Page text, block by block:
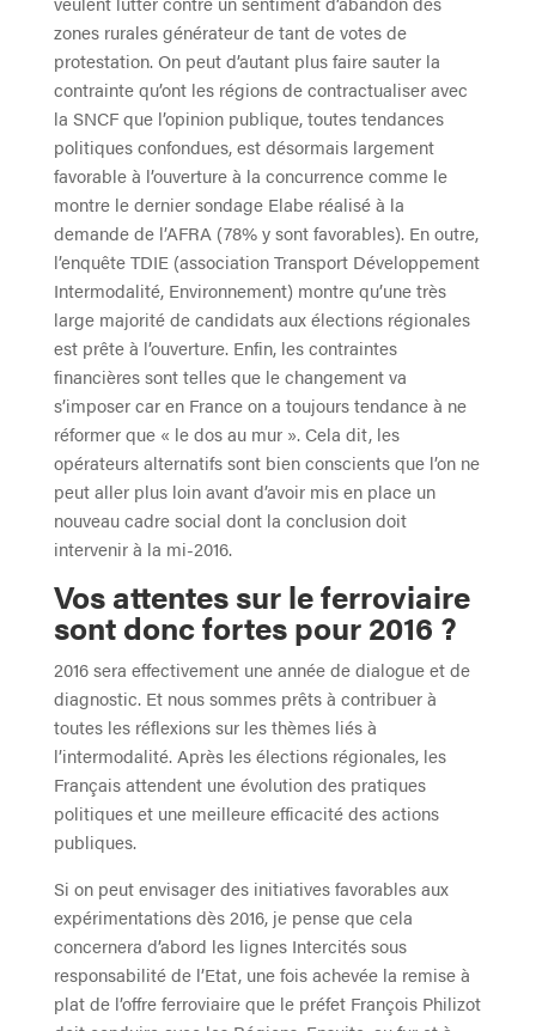
zones rurales générateur de tant de votes de
protestation. On peut d’autant plus faire sauter la
contrainte qu’ont les régions de contractualiser avec
la SNCF que l’opinion publique, toutes tendances
politiques confondues, est désormais largement
favorable à l’ouverture à la concurrence comme le
montre le dernier sondage Elabe réalisé à la
demande de l’AFRA (78% y sont favorables). En outre,
l’enquête TDIE (association Transport Développement
Intermodalité, Environnement) montre qu’une très
large majorité de candidats aux élections régionales
est prête à l’ouverture. Enfin, les contraintes
financières sont telles que le changement va
s’imposer car en France on a toujours tendance à ne
réformer que « le dos au mur ». Cela dit, les
opérateurs alternatifs sont bien conscients que l’on ne
peut aller plus loin avant d’avoir mis en place un
nouveau cadre social dont la conclusion doit
intervenir à la mi-2016.
Vos attentes sur le ferroviaire
sont donc fortes pour 2016 ?
2016 sera effectivement une année de dialogue et de
diagnostic. Et nous sommes prêts à contribuer à
toutes les réflexions sur les thèmes liés à
l’intermodalité. Après les élections régionales, les
Français attendent une évolution des pratiques
politiques et une meilleure efficacité des actions
publiques.
Si on peut envisager des initiatives favorables aux
expérimentations dès 2016, je pense que cela
concernera d’abord les lignes Intercités sous
responsabilité de l’Etat, une fois achevée la remise à
plat de l’offre ferroviaire que le préfet François Philizot